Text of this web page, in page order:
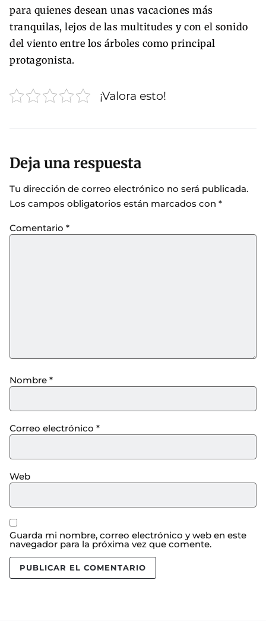
para quienes desean unas vacaciones más
tranquilas, lejos de las multitudes y con el sonido
del viento entre los árboles como principal
protagonista.
¡Valora esto!
Deja una respuesta
Tu dirección de correo electrónico no será publicada.
Los campos obligatorios están marcados con *
Comentario *
Nombre *
Correo electrónico *
Web
Guarda mi nombre, correo electrónico y web en este
navegador para la próxima vez que comente.